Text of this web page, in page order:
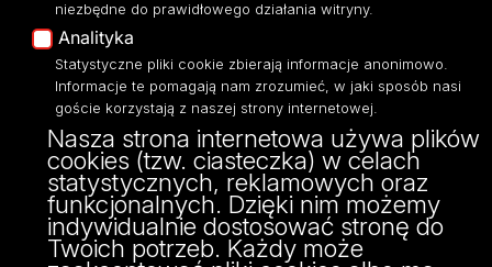
Projekt Multiportalu UŁ współfinansowany z funduszy Unii Europejskiej w
niezbędne do prawidłowego działania witryny.
Analityka
Statystyczne pliki cookie zbierają informacje anonimowo.
Informacje te pomagają nam zrozumieć, w jaki sposób nasi
goście korzystają z naszej strony internetowej.
Nasza strona internetowa używa plików
cookies (tzw. ciasteczka) w celach
statystycznych, reklamowych oraz
funkcjonalnych. Dzięki nim możemy
indywidualnie dostosować stronę do
Twoich potrzeb. Każdy może